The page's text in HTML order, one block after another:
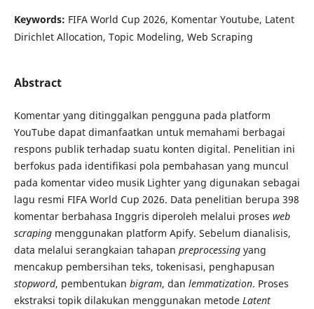
Keywords: FIFA World Cup 2026, Komentar Youtube, Latent
Dirichlet Allocation, Topic Modeling, Web Scraping
Abstract
Komentar yang ditinggalkan pengguna pada platform
YouTube dapat dimanfaatkan untuk memahami berbagai
respons publik terhadap suatu konten digital. Penelitian ini
berfokus pada identifikasi pola pembahasan yang muncul
pada komentar video musik Lighter yang digunakan sebagai
lagu resmi FIFA World Cup 2026. Data penelitian berupa 398
komentar berbahasa Inggris diperoleh melalui proses web
scrapingmenggunakan platform Apify. Sebelum dianalisis,
data melalui serangkaian tahapan preprocessingyang
mencakup pembersihan teks, tokenisasi, penghapusan
stopword, pembentukan bigram, dan lemmatization. Proses
ekstraksi topik dilakukan menggunakan metode Latent